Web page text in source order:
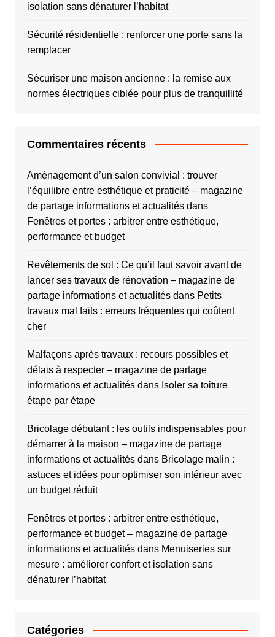
isolation sans dénaturer l’habitat
Sécurité résidentielle : renforcer une porte sans la
remplacer
Sécuriser une maison ancienne : la remise aux
normes électriques ciblée pour plus de tranquillité
Commentaires récents
Aménagement d’un salon convivial : trouver
l’équilibre entre esthétique et praticité – magazine
de partage informations et actualitésdans
Fenêtres et portes : arbitrer entre esthétique,
performance et budget
Revêtements de sol : Ce qu’il faut savoir avant de
lancer ses travaux de rénovation – magazine de
partage informations et actualitésdans Petits
travaux mal faits : erreurs fréquentes qui coûtent
cher
Malfaçons après travaux : recours possibles et
délais à respecter – magazine de partage
informations et actualitésdans Isoler sa toiture
étape par étape
Bricolage débutant : les outils indispensables pour
démarrer à la maison – magazine de partage
informations et actualitésdans Bricolage malin :
astuces et idées pour optimiser son intérieur avec
un budget réduit
Fenêtres et portes : arbitrer entre esthétique,
performance et budget – magazine de partage
informations et actualitésdans Menuiseries sur
mesure : améliorer confort et isolation sans
dénaturer l’habitat
Catégories